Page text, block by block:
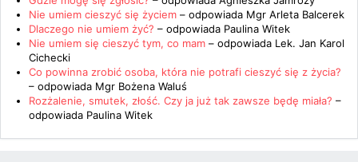
Nie umiem cieszyć się życiem – odpowiada Mgr Arleta Balcerek
Dlaczego nie umiem żyć? – odpowiada Paulina Witek
Nie umiem się cieszyć tym, co mam – odpowiada Lek. Jan Karol
Cichecki
Co powinna zrobić osoba, która nie potrafi cieszyć się z życia?
– odpowiada Mgr Bożena Waluś
Rozżalenie, smutek, złość. Czy ja już tak zawsze będę miała? –
odpowiada Paulina Witek